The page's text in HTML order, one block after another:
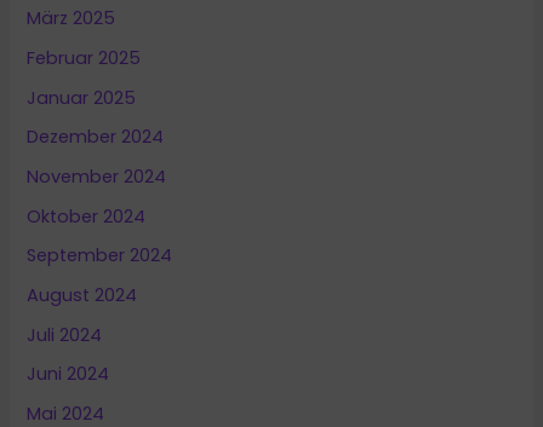
März 2025
Februar 2025
Januar 2025
Dezember 2024
November 2024
Oktober 2024
September 2024
August 2024
Juli 2024
Juni 2024
Mai 2024